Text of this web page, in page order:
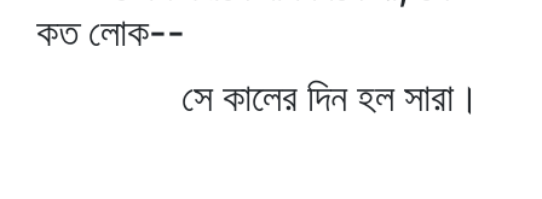
কত লোক--
সে কালের দিন হল সারা।